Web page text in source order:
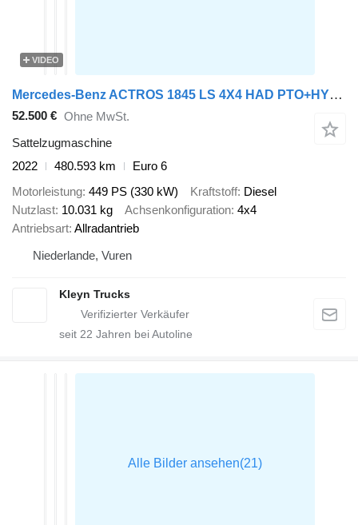
VIDEO
Mercedes-Benz ACTROS 1845 LS 4X4 HAD PTO+HYDR RET
52.500 € Ohne MwSt.
Sattelzugmaschine
2022
480.593 km
Euro 6
Motorleistung 449 PS (330 kW) Kraftstoff Diesel
Nutzlast 10.031 kg Achsenkonfiguration 4x4
Antriebsart Allradantrieb
Niederlande, Vuren
Kleyn Trucks
seit 22 Jahren bei Autoline